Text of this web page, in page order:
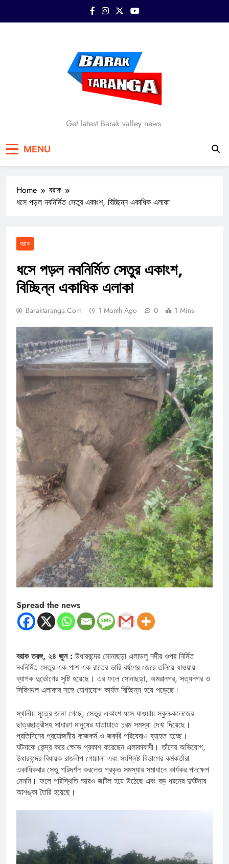
Barak Taranga
Get latest Barak valley news
MENU
Home
বরাক
ধসে পড়ল নবনির্মিত সেতুর একাংশ, বিচ্ছিন্ন একাধিক এলাকা
বরাক
ধসে পড়ল নবনির্মিত সেতুর একাংশ,
বিচ্ছিন্ন একাধিক এলাকা
Baraktaranga.com 1 Month Ago 0 1 Mins
Spread the news
বরাক তরঙ্গ, ২৪ জুন : উধারবন্দের সোনাছড়া এলাডলু নদীর ওপর নির্মিত
নবনির্মিত সেতুর এক পাশ এক রাতের ভারি বর্ষণের জেরে তলিয়ে যাওয়ায়
ব্যাপক দুর্ভোগের সৃষ্টি হয়েছে। এর ফলে সোনাছড়া, অমরানগর, সত্যনগর ও
সিরিশথল এলাকার সঙ্গে যোগাযোগ কার্যত বিচ্ছিন্ন হয়ে পড়েছে।
স্থানীয় সূত্রে জানা গেছে, সেতুর একাংশ ধসে যাওয়ায় স্কুল-কলেজের
ছাত্রছাত্রীসহ সাধারণ মানুষের যাতায়াতে চরম সমস্যা দেখা দিয়েছে।
প্রতিদিনের প্রয়োজনীয় কাজকর্ম ও জরুরি পরিষেবাও ব্যাহত হচ্ছে।
ঘটনাকে কেন্দ্র করে ক্ষোভ প্রকাশ করেছেন এলাকাবাসী। তাঁদের অভিযোগ,
উধারবন্দের বিধায়ক রাজদীপ গোয়ালা এবং সংশ্লিষ্ট বিভাগের কর্মকর্তারা
একাধিকবার সেতু পরিদর্শন করলেও প্রকৃত সমস্যার সমাধানে কার্যকর পদক্ষেপ
নেননি। ফলে পরিস্থিতি আরও জটিল হয়ে উঠেছে এবং বড় ধরনের দুর্ঘটনার
আশঙ্কা তৈরি হয়েছে।